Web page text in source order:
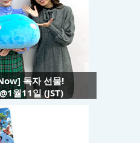
독자 선물!
월11일 (JST)